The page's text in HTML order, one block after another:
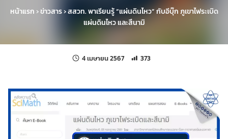
หน้าแรก ›ข่าวสาร›สสวท. พาเรียนรู้ “แผ่นดินไหว” กับอีบุ๊ก ภูเขาไฟระเบิด
แผ่นดินไหว และสึนามิ
4 เมษายน 2567 แก้ไขล่าสุดเมื่อ:
จำนวนการเข้าชม 373 ครั้ง
373